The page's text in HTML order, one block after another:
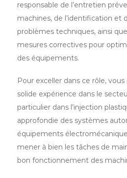
responsable de l’entretien
machines, de l’identification et
problèmes techniques, ainsi
mesures correctives pour
des équipements.
Pour exceller dans ce rôle,
solide expérience dans le
particulier dans l’injection
approfondie des systèmes
équipements
mener à bien les tâches de
bon fonctionnement des